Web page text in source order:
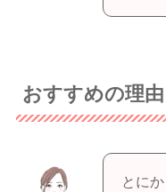
おすすめの理
とにか